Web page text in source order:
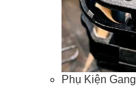
Phụ Kiện Gang